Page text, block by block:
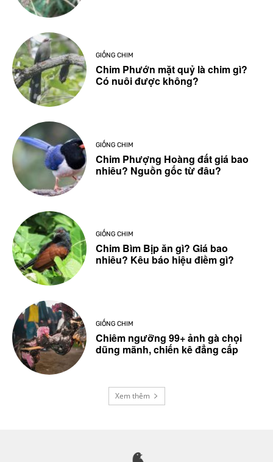
GIỐNG CHIM
Chim Phướn mặt quỷ là chim gì?
Có nuôi được không?
GIỐNG CHIM
Chim Phượng Hoàng đất giá bao
nhiêu? Nguồn gốc từ đâu?
GIỐNG CHIM
Chim Bìm Bịp ăn gì? Giá bao
nhiêu? Kêu báo hiệu điềm gì?
GIỐNG CHIM
Chiêm ngưỡng 99+ ảnh gà chọi
dũng mãnh, chiến kê đẳng cấp
Xem thêm